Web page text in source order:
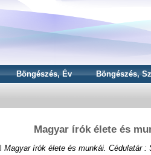
Böngészés, Év Böngészés,
Magyar írók élete és
Magyar írók élete és munkái. Cédulatár :